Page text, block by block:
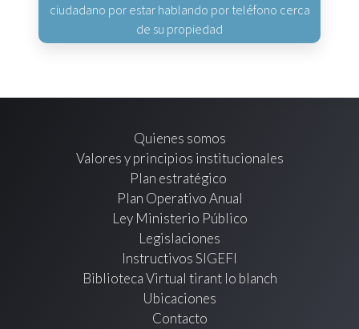
ciudadano por estar hablando por teléfono cerca
de su propiedad
Quienes somos
Valores y principios institucionales
Plan estratégico
Plan Operativo Anual
Ley Ministerio Público
Legislaciones
Instructivos SIGEFI
Biblioteca Virtual tirant lo blanch
Ubicaciones
Contacto